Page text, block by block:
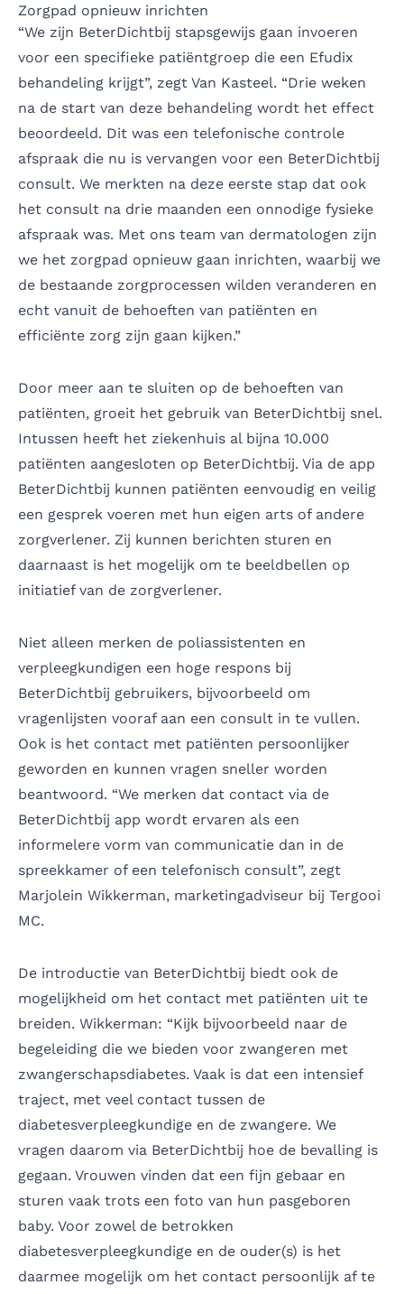
Zorgpad opnieuw inrichten
“We zijn BeterDichtbij stapsgewijs gaan invoeren
voor een specifieke patiëntgroep die een Efudix
behandeling krijgt”, zegt Van Kasteel. “Drie weken
na de start van deze behandeling wordt het effect
beoordeeld. Dit was een telefonische controle
afspraak die nu is vervangen voor een BeterDichtbij
consult. We merkten na deze eerste stap dat ook
het consult na drie maanden een onnodige fysieke
afspraak was. Met ons team van dermatologen zijn
we het zorgpad opnieuw gaan inrichten, waarbij we
de bestaande zorgprocessen wilden veranderen en
echt vanuit de behoeften van patiënten en
efficiënte zorg zijn gaan kijken.”
Door meer aan te sluiten op de behoeften van
patiënten, groeit het gebruik van BeterDichtbij snel.
Intussen heeft het ziekenhuis al bijna 10.000
patiënten aangesloten op BeterDichtbij. Via de app
BeterDichtbij kunnen patiënten eenvoudig en veilig
een gesprek voeren met hun eigen arts of andere
zorgverlener. Zij kunnen berichten sturen en
daarnaast is het mogelijk om te beeldbellen op
initiatief van de zorgverlener.
Niet alleen merken de poliassistenten en
verpleegkundigen een hoge respons bij
BeterDichtbij gebruikers, bijvoorbeeld om
vragenlijsten vooraf aan een consult in te vullen.
Ook is het contact met patiënten persoonlijker
geworden en kunnen vragen sneller worden
beantwoord. “We merken dat contact via de
BeterDichtbij app wordt ervaren als een
informelere vorm van communicatie dan in de
spreekkamer of een telefonisch consult”, zegt
Marjolein Wikkerman, marketingadviseur bij Tergooi
MC.
De introductie van BeterDichtbij biedt ook de
mogelijkheid om het contact met patiënten uit te
breiden. Wikkerman: “Kijk bijvoorbeeld naar de
begeleiding die we bieden voor zwangeren met
zwangerschapsdiabetes. Vaak is dat een intensief
traject, met veel contact tussen de
diabetesverpleegkundige en de zwangere. We
vragen daarom via BeterDichtbij hoe de bevalling is
gegaan. Vrouwen vinden dat een fijn gebaar en
sturen vaak trots een foto van hun pasgeboren
baby. Voor zowel de betrokken
diabetesverpleegkundige en de ouder(s) is het
daarmee mogelijk om het contact persoonlijk af te